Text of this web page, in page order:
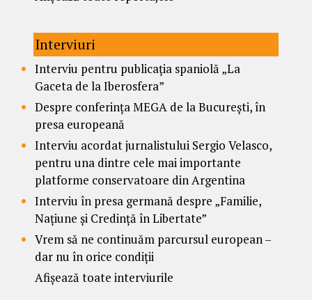
Interviuri
Interviu pentru publicația spaniolă „La
Gaceta de la Iberosfera”
Despre conferința MEGA de la București, în
presa europeană
Interviu acordat jurnalistului Sergio Velasco,
pentru una dintre cele mai importante
platforme conservatoare din Argentina
Interviu în presa germană despre „Familie,
Națiune și Credință în Libertate”
Vrem să ne continuăm parcursul european –
dar nu în orice condiții
Afișează toate interviurile